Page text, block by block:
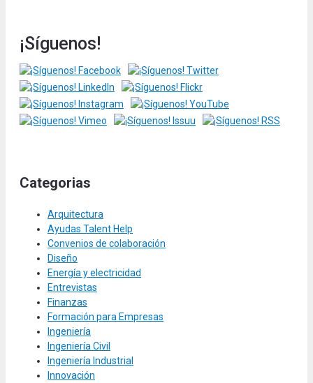
¡Síguenos!
Categorias
Arquitectura
Ayudas Talent Help
Convenios de colaboración
Diseño
Energía y electricidad
Entrevistas
Finanzas
Formación para Empresas
Ingeniería
Ingeniería Civil
Ingeniería Industrial
Innovación